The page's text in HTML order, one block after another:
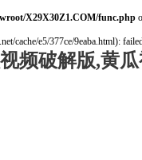
X29X30Z1.COM/func.php
cache/e5/377ce/9eaba.html):
频破解版,黄